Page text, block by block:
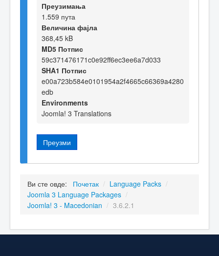
Преузимања
1.559 пута
Величина фајла
368,45 kB
MD5 Потпис
59c371476171c0e92ff6ec3ee6a7d033
SHA1 Потпис
e00a723b584e0101954a2f4665c66369a4280
edb
Environments
Joomla! 3 Translations
Преузми
Ви сте овде: Почетак / Language Packs /
Joomla 3 Language Packages /
Joomla! 3 - Macedonian / 3.6.2.1